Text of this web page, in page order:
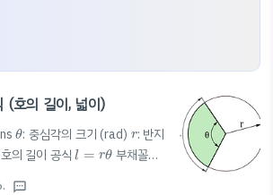
(호의 길이, 넓이)
θ
θ: 중심각의 크기 (rad) r
r: 반지
의 길이 공식l = rθ
l θ
부채꼴의
2
12 l
textsms